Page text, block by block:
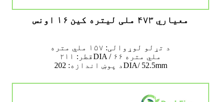
معیاري ۴۷۳ ملی لیتره کین ۱۶ اونس
د تړلو لوړوالی: ۱۵۷ ملي متره
قطر: ۲۱۱DIA / ۶۶ ملي متره
د پوښ اندازه: 202DIA/ 52.5mm